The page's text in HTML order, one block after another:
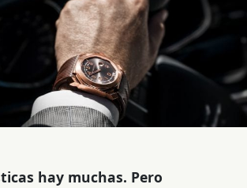
hay muchas. Pero